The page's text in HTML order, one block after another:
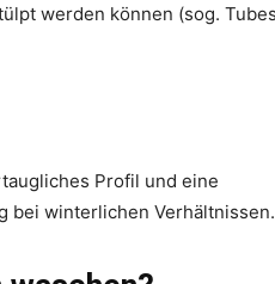
werden können (sog.
Profil und eine
bei winterlichen Verhältnissen.